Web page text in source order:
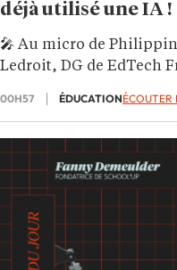
déjà utilisé une IA !
🎤 Au micro de
Ledroit, DG de EdTech
00H57 ÉDUCATIONÉCOUTER